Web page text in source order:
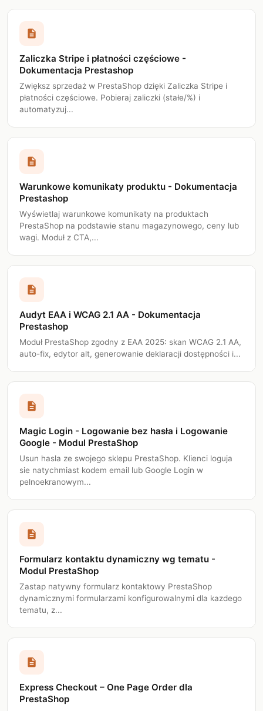
description
Zaliczka Stripe i płatności częściowe -
Dokumentacja Prestashop
Zwiększ sprzedaż w PrestaShop dzięki Zaliczka Stripe i
płatności częściowe. Pobieraj zaliczki (stałe/%) i
automatyzuj...
description
Warunkowe komunikaty produktu - Dokumentacja
Prestashop
Wyświetlaj warunkowe komunikaty na produktach
PrestaShop na podstawie stanu magazynowego, ceny lub
wagi. Moduł z CTA,...
description
Audyt EAA i WCAG 2.1 AA - Dokumentacja
Prestashop
Moduł PrestaShop zgodny z EAA 2025: skan WCAG 2.1 AA,
auto-fix, edytor alt, generowanie deklaracji dostępności i...
description
Magic Login - Logowanie bez hasła i Logowanie
Google - Modul PrestaShop
Usun hasla ze swojego sklepu PrestaShop. Klienci loguja
sie natychmiast kodem email lub Google Login w
pelnoekranowym...
description
Formularz kontaktu dynamiczny wg tematu -
Modul PrestaShop
Zastap natywny formularz kontaktowy PrestaShop
dynamicznymi formularzami konfigurowalnymi dla kazdego
tematu, z...
description
Express Checkout – One Page Order dla
PrestaShop